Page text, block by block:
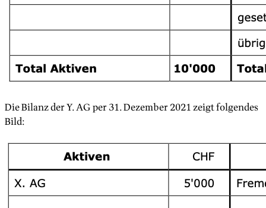
Die Bilanz der Y. AG per 31. Dezember 2021 zeigt folgendes
Bild: